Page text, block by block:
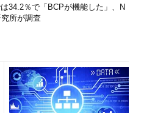
34.2％で「BCPが機能した」、N
所が調査